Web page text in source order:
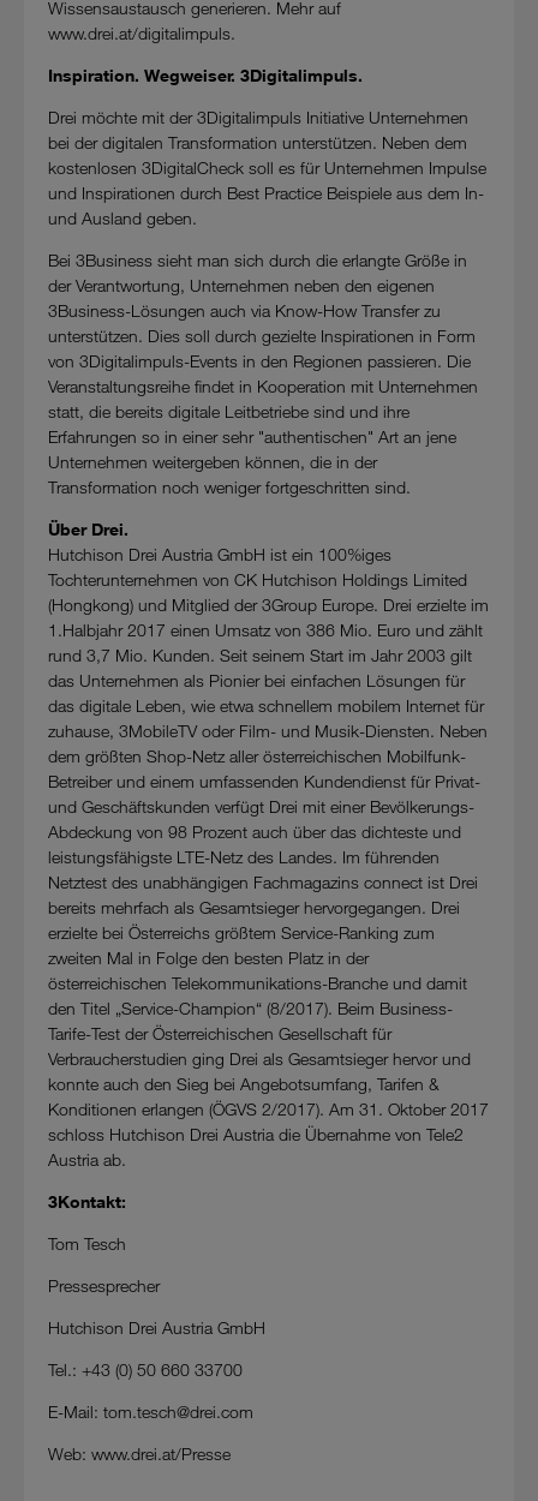
Wissensaustausch generieren. Mehr auf
www.drei.at/digitalimpuls.
Inspiration. Wegweiser. 3Digitalimpuls.
Drei möchte mit der 3Digitalimpuls Initiative Unternehmen
bei der digitalen Transformation unterstützen. Neben dem
kostenlosen 3DigitalCheck soll es für Unternehmen Impulse
und Inspirationen durch Best Practice Beispiele aus dem In-
und Ausland geben.
Bei 3Business sieht man sich durch die erlangte Größe in
der Verantwortung, Unternehmen neben den eigenen
3Business-Lösungen auch via Know-How Transfer zu
unterstützen. Dies soll durch gezielte Inspirationen in Form
von 3Digitalimpuls-Events in den Regionen passieren. Die
Veranstaltungsreihe findet in Kooperation mit Unternehmen
statt, die bereits digitale Leitbetriebe sind und ihre
Erfahrungen so in einer sehr "authentischen" Art an jene
Unternehmen weitergeben können, die in der
Transformation noch weniger fortgeschritten sind.
Über Drei.
Hutchison Drei Austria GmbH ist ein 100%iges
Tochterunternehmen von CK Hutchison Holdings Limited
(Hongkong) und Mitglied der 3Group Europe. Drei erzielte im
1.Halbjahr 2017 einen Umsatz von 386 Mio. Euro und zählt
rund 3,7 Mio. Kunden. Seit seinem Start im Jahr 2003 gilt
das Unternehmen als Pionier bei einfachen Lösungen für
das digitale Leben, wie etwa schnellem mobilem Internet für
zuhause, 3MobileTV oder Film- und Musik-Diensten. Neben
dem größten Shop-Netz aller österreichischen Mobilfunk-
Betreiber und einem umfassenden Kundendienst für Privat-
und Geschäftskunden verfügt Drei mit einer Bevölkerungs-
Abdeckung von 98 Prozent auch über das dichteste und
leistungsfähigste LTE-Netz des Landes. Im führenden
Netztest des unabhängigen Fachmagazins connect ist Drei
bereits mehrfach als Gesamtsieger hervorgegangen. Drei
erzielte bei Österreichs größtem Service-Ranking zum
zweiten Mal in Folge den besten Platz in der
österreichischen Telekommunikations-Branche und damit
den Titel „Service-Champion“ (8/2017). Beim Business-
Tarife-Test der Österreichischen Gesellschaft für
Verbraucherstudien ging Drei als Gesamtsieger hervor und
konnte auch den Sieg bei Angebotsumfang, Tarifen &
Konditionen erlangen (ÖGVS 2/2017). Am 31. Oktober 2017
schloss Hutchison Drei Austria die Übernahme von Tele2
Austria ab.
3Kontakt:
Tom Tesch
Pressesprecher
Hutchison Drei Austria GmbH
Tel.: +43 (0) 50 660 33700
E-Mail: tom.tesch@drei.com
Web: www.drei.at/Presse